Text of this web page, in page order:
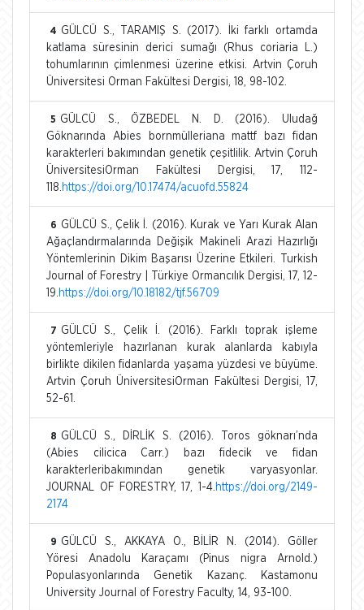
4 GÜLCÜ S., TARAMIŞ S. (2017). İki farklı ortamda
katlama süresinin derici sumağı (Rhus coriaria L.)
tohumlarının çimlenmesi üzerine etkisi. Artvin Çoruh
Üniversitesi Orman Fakültesi Dergisi, 18, 98-102.
5 GÜLCÜ S., ÖZBEDEL N. D. (2016). Uludağ
Göknarında Abies bornmülleriana mattf bazı fidan
karakterleri bakımından genetik çeşitlilik. Artvin Çoruh
ÜniversitesiOrman Fakültesi Dergisi, 17, 112-
118. https://doi.org/10.17474/acuofd.55824
6 GÜLCÜ S., Çelik İ. (2016). Kurak ve Yarı Kurak Alan
Ağaçlandırmalarında Değişik Makineli Arazi Hazırlığı
Yöntemlerinin Dikim Başarısı Üzerine Etkileri. Turkish
Journal of Forestry | Türkiye Ormancılık Dergisi, 17, 12-
19. https://doi.org/10.18182/tjf.56709
7 GÜLCÜ S., Çelik İ. (2016). Farklı toprak işleme
yöntemleriyle hazırlanan kurak alanlarda kabıyla
birlikte dikilen fidanlarda yaşama yüzdesi ve büyüme.
Artvin Çoruh ÜniversitesiOrman Fakültesi Dergisi, 17,
52-61.
8 GÜLCÜ S., DİRLİK S. (2016). Toros göknarı’nda
(Abies cilicica Carr.) bazı fidecik ve fidan
karakterleribakımından genetik varyasyonlar.
JOURNAL OF FORESTRY, 17, 1-4. https://doi.org/2149-
2174
9 GÜLCÜ S., AKKAYA O., BİLİR N. (2014). Göller
Yöresi Anadolu Karaçamı (Pinus nigra Arnold.)
Populasyonlarında Genetik Kazanç. Kastamonu
University Journal of Forestry Faculty, 14, 93-100.